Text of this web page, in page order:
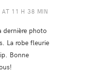
11 H 38 MIN
dernière photo
La robe fleurie
Bonne